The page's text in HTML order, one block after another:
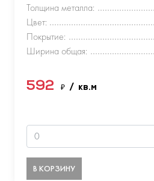
Толщина металла:
Цвет:
Покрытие:
Ширина общая:
592 ₽ / кв.м
В КОРЗИНУ